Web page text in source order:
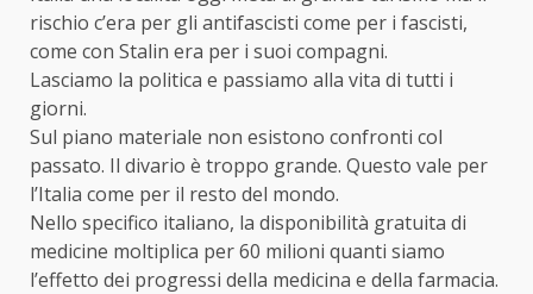
rischio c’era per gli antifascisti come per i fascisti,
come con Stalin era per i suoi compagni.
Lasciamo la politica e passiamo alla vita di tutti i
giorni.
Sul piano materiale non esistono confronti col
passato. Il divario è troppo grande. Questo vale per
l’Italia come per il resto del mondo.
Nello specifico italiano, la disponibilità gratuita di
medicine moltiplica per 60 milioni quanti siamo
l’effetto dei progressi della medicina e della farmacia.